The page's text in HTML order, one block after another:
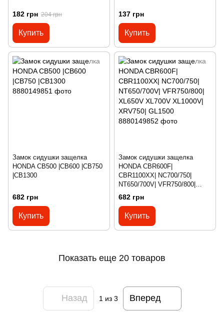
182 грн 204 грн
Купить
137 грн
Купить
Замок сидушки защелка
HONDA CB500 |CB600 |CB750
|CB1300
682 грн
Купить
Замок сидушки защелка
HONDA CBR600F|
CBR1100XX| NC700/750|
NT650/700V| VFR750/800|
XL650V XL700V XL1000V|
XRV750| GL1500
682 грн
Купить
Показать еще 20 товаров
Назад 1 из 3 Вперед